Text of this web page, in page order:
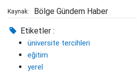
Kaynak: Bölge Gündem Haber
Etiketler :
üniversite tercihleri
eğitim
yerel